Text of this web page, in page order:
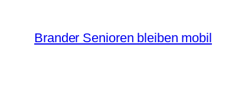
Inhalt
springen
Brander Senioren bleiben mobil